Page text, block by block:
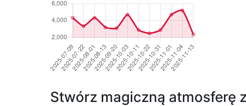
Stwórz magiczną atmosferę